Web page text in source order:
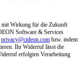
mit Wirkung für die Zukunft
Software & Services
privacy@cideon.com bzw. indem
Ihr Widerruf lässt die
erfolgten Verarbeitung